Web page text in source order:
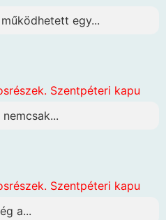
egy...
Szentpéteri kapu
Szentpéteri kapu
a...